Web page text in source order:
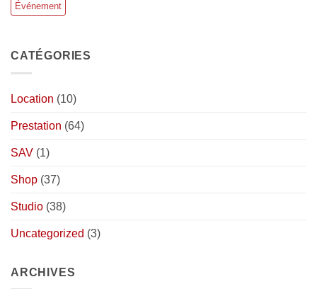
Événement
CATÉGORIES
Location (10)
Prestation (64)
SAV (1)
Shop (37)
Studio (38)
Uncategorized (3)
ARCHIVES